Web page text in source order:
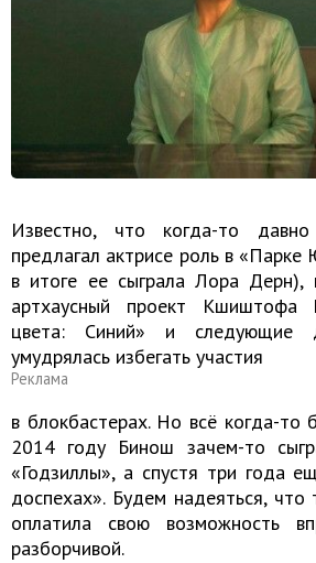
Известно, что когда-то
предлагал актрисе роль в
в итоге ее сыграла Лора
артхаусный проект Кшиштофа
цвета: Синий» и следующие
умудрялась избегать участия
Реклама
в блокбастерах. Но всё когда-то
2014 году Бинош зачем-то
«Годзиллы», а спустя три года
доспехах». Будем надеяться,
оплатила свою возможность
разборчивой.